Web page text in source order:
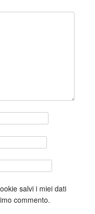
salvi i miei dati
commento.